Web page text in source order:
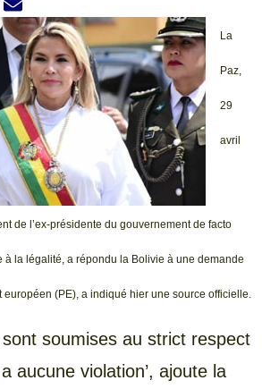
La
Paz,
29
avril
de l’ex-présidente du gouvernement de facto
à la légalité, a répondu la Bolivie à une demande
européen (PE), a indiqué hier une source officielle.
sont soumises au strict respect
aucune violation’, ajoute la